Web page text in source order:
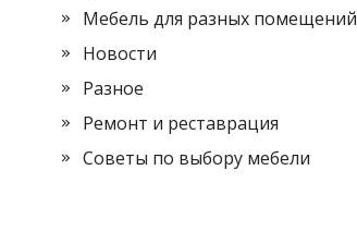
Мебель для разных помещений
Новости
Разное
Ремонт и реставрация
Советы по выбору мебели